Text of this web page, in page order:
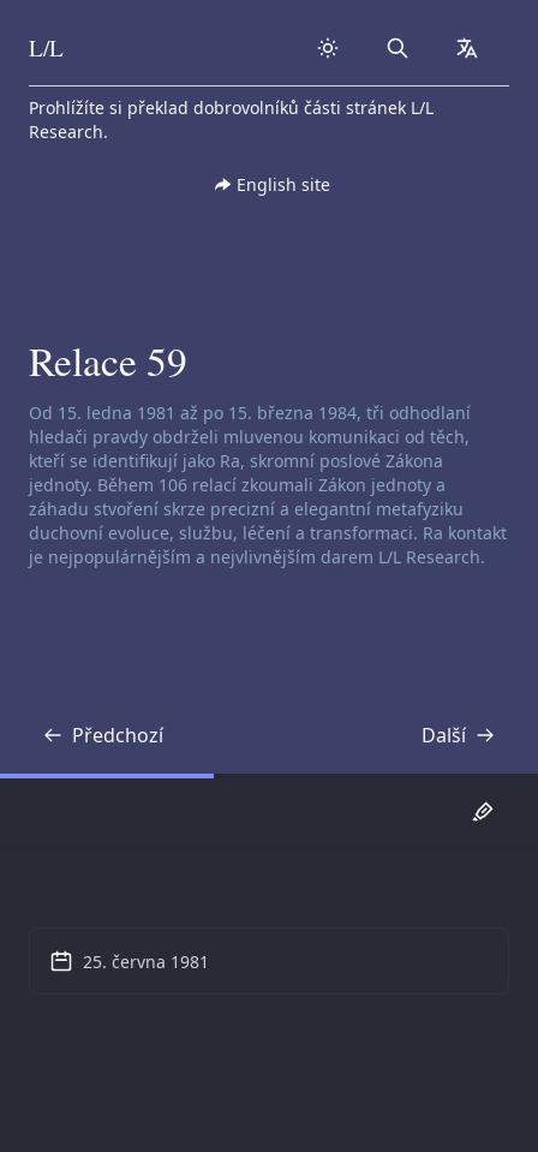
Skip to content
L/L Search
Prohlížíte si překlad dobrovolníků části stránek L/L
Research.
English site
Relace 59
Zřeknutí se odpovědnosti za channeling:
Od 15. ledna 1981 až po 15. března 1984, tři odhodlaní
hledači pravdy obdrželi mluvenou komunikaci od těch,
kteří se identifikují jako Ra, skromní poslové Zákona
jednoty. Během 106 relací zkoumali Zákon jednoty a
záhadu stvoření skrze precizní a elegantní metafyziku
duchovní evoluce, službu, léčení a transformaci. Ra kontakt
je nejpopulárnějším a nejvlivnějším darem L/L Research.
Předchozí
Přepis Další
Přepis
25. června 1981